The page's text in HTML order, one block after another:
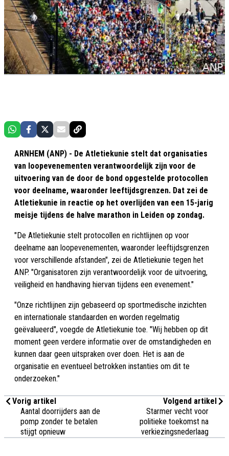
ARNHEM (ANP) - De Atletiekunie stelt dat organisaties
van loopevenementen verantwoordelijk zijn voor de
uitvoering van de door de bond opgestelde protocollen
voor deelname, waaronder leeftijdsgrenzen. Dat zei de
Atletiekunie in reactie op het overlijden van een 15-jarig
meisje tijdens de halve marathon in Leiden op zondag.
"De Atletiekunie stelt protocollen en richtlijnen op voor
deelname aan loopevenementen, waaronder leeftijdsgrenzen
voor verschillende afstanden", zei de Atletiekunie tegen het
ANP. "Organisatoren zijn verantwoordelijk voor de uitvoering,
veiligheid en handhaving hiervan tijdens een evenement."
"Onze richtlijnen zijn gebaseerd op sportmedische inzichten
en internationale standaarden en worden regelmatig
geëvalueerd", voegde de Atletiekunie toe. "Wij hebben op dit
moment geen verdere informatie over de omstandigheden en
kunnen daar geen uitspraken over doen. Het is aan de
organisatie en eventueel betrokken instanties om dit te
onderzoeken."
Vorig artikel
Aantal doorrijders aan de
pomp zonder te betalen
stijgt opnieuw
Volgend artikel
Starmer vecht voor
politieke toekomst na
verkiezingsnederlaag